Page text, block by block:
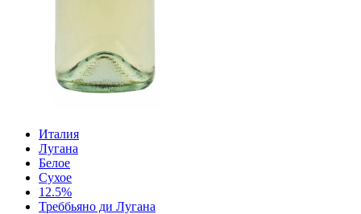
Италия
Лугана
Белое
Сухое
12.5%
Треббьяно ди Лугана